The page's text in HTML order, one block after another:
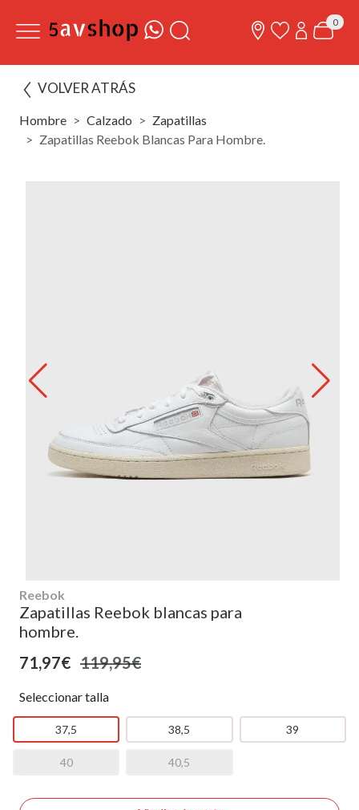
0
VOLVER ATRÁS
Hombre Calzado
Zapatillas
Zapatillas Reebok Blancas Para Hombre.
Reebok
Zapatillas Reebok blancas para
hombre.
71,97€ 119,95€
Seleccionar talla
37,5 38,5 39
40 40,5